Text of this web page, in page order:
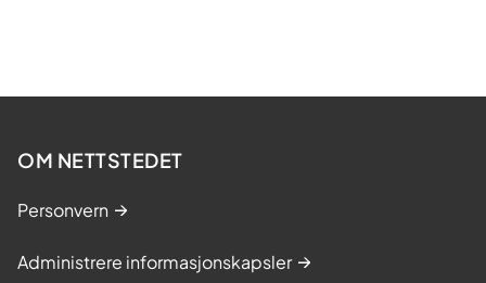
- Byggene oppføres på grunn som eies av
av grunnen som helsehuset skal oppføres
på. Tomtefesteavtale er inngått.
OM NETTSTEDET
Personvern
Administrere informasjonskapsler